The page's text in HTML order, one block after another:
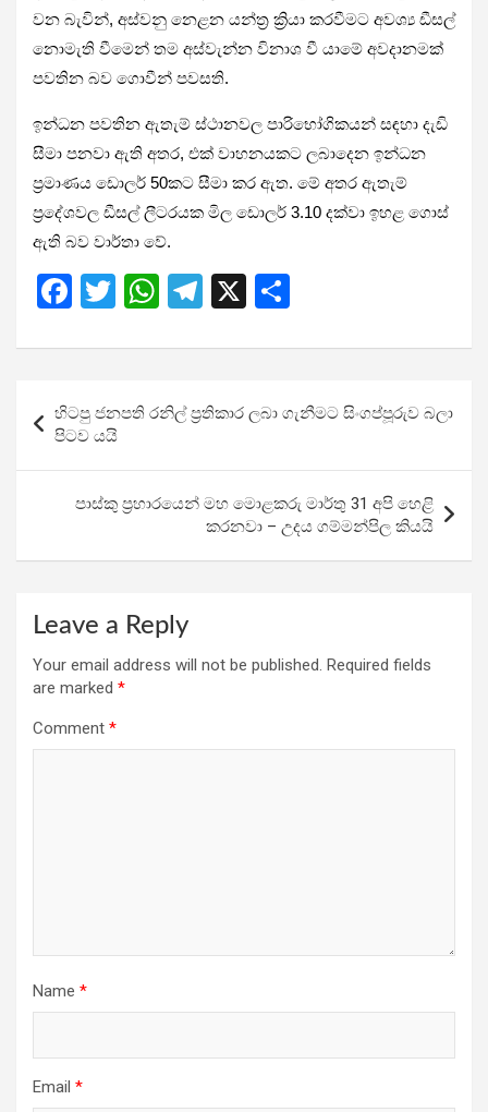
වන බැවින්, අස්වනු නෙළන යන්ත්‍ර ක්‍රියා කරවීමට අවශ්‍ය ඩීසල්
නොමැති වීමෙන් තම අස්වැන්න විනාශ වී යාමේ අවදානමක්
පවතින බව ගොවීන් පවසති.
ඉන්ධන පවතින ඇතැම් ස්ථානවල පාරිභෝගිකයන් සඳහා දැඩි
සීමා පනවා ඇති අතර, එක් වාහනයකට ලබාදෙන ඉන්ධන
ප්‍රමාණය ඩොලර් 50කට සීමා කර ඇත. මේ අතර ඇතැම්
ප්‍රදේශවල ඩීසල් ලීටරයක මිල ඩොලර් 3.10 දක්වා ඉහළ ගොස්
ඇති බව වාර්තා වේ.
F
ce
b
o
o
k
T
tt
er
W
at
s
A
p
p
T
e
gr
a
m
X
ar
navigation
හිටපු ජනපති රනිල් ප්‍රතිකාර ලබා ගැනීමට සිංගප්පූරුව බලා
පිටව යයි
පාස්කු ප්‍රහාරයෙන් මහ මොළකරු මාර්තු 31 අපි හෙළි
කරනවා – උදය ගම්මන්පිල කියයි
Leave a Reply
Your email address will not be published. Required fields
are marked *
Comment *
Name *
Email *